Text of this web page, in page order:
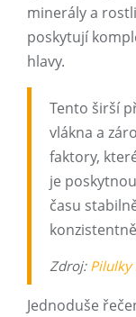
minerály a
poskytují
hlavy.
Tento širší
vlákna a
faktory,
je
času
Zdroj: Pilulky
Jednoduše